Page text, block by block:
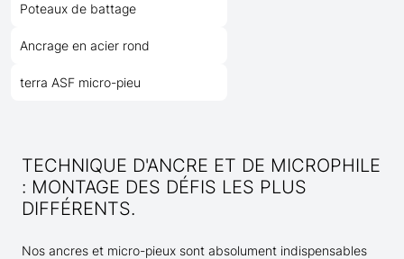
Poteaux de battage
Ancrage en acier rond
terra ASF micro-pieu
TECHNIQUE D'ANCRE ET DE MICROPHILE
: MONTAGE DES DÉFIS LES PLUS
DIFFÉRENTS.
Nos ancres et micro-pieux sont absolument indispensables